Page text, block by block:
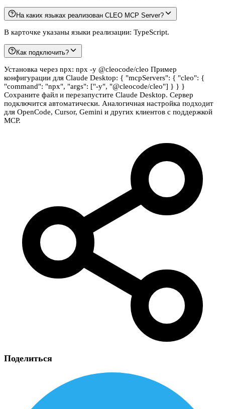
На каких языках реализован CLEO MCP Server?
В карточке указаны языки реализации: TypeScript.
Как подключить?
Установка через npx: npx -y @cleocode/cleo Пример
конфигурации для Claude Desktop: { "mcpServers": { "cleo": {
"command": "npx", "args": ["-y", "@cleocode/cleo"] } } }
Сохраните файл и перезапустите Claude Desktop. Сервер
подключится автоматически. Аналогичная настройка подходит
для OpenCode, Cursor, Gemini и других клиентов с поддержкой
MCP.
Поделиться